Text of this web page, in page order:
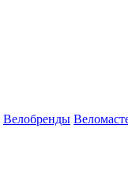
Велобренды